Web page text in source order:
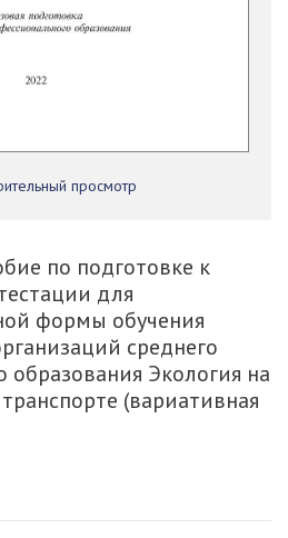
просмотр
по подготовке к
для
формы обучения
среднего
образования Экология на
(вариативная